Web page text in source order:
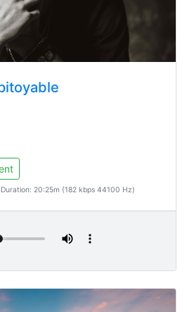
20:25m (182 kbps 44100 Hz)